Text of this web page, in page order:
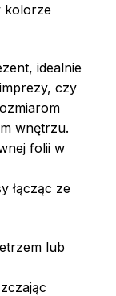
kolorze
idealnie
czy
wnętrzu.
folii w
łącząc ze
lub